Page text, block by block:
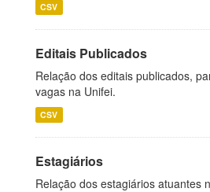
CSV
Editais Publicados
Relação dos editais publicados,
vagas na Unifei.
CSV
Estagiários
Relação dos estagiários atuantes